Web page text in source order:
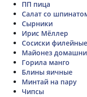
ПП пица
Салат со
Сырники
Ирис Мёллер
Сосиски филейные
Майонез
Горила манго
Блины яичные
Минтай на пару
Чипсы